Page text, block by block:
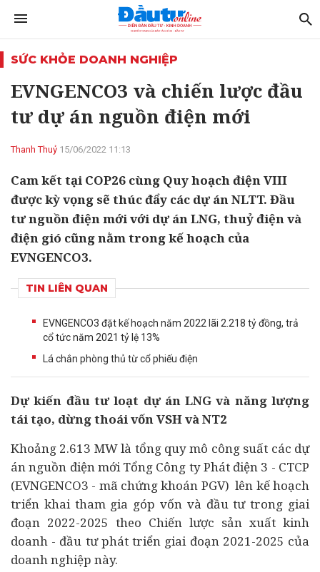
SỨC KHỎE DOANH NGHIỆP
EVNGENCO3 và chiến lược đầu
tư dự án nguồn điện mới
Thanh Thuỷ 15/06/2022 11:13
Cam kết tại COP26 cùng Quy hoạch điện VIII
được kỳ vọng sẽ thúc đẩy các dự án NLTT. Đầu
tư nguồn điện mới với dự án LNG, thuỷ điện và
điện gió cũng nằm trong kế hoạch của
EVNGENCO3.
TIN LIÊN QUAN
EVNGENCO3 đặt kế hoạch năm 2022 lãi 2.218 tỷ đồng, trả
cổ tức năm 2021 tỷ lệ 13%
Lá chắn phòng thủ từ cổ phiếu điện
Dự kiến đầu tưloạt dự ánLNG và năng lượng
tái tạo, dừng thoái vốn VSH và NT2
Khoảng 2.613 MW là tổng quy mô công suất các dự
án nguồn điện mới Tổng Công ty Phát điện 3 - CTCP
(EVNGENCO3 - mã chứng khoán PGV) lên kế hoạch
triển khai tham gia góp vốn và đầu tư trong giai
đoạn 2022-2025 theo Chiến lược sản xuất kinh
doanh - đầu tư phát triển giai đoạn 2021-2025 của
doanh nghiệp này.